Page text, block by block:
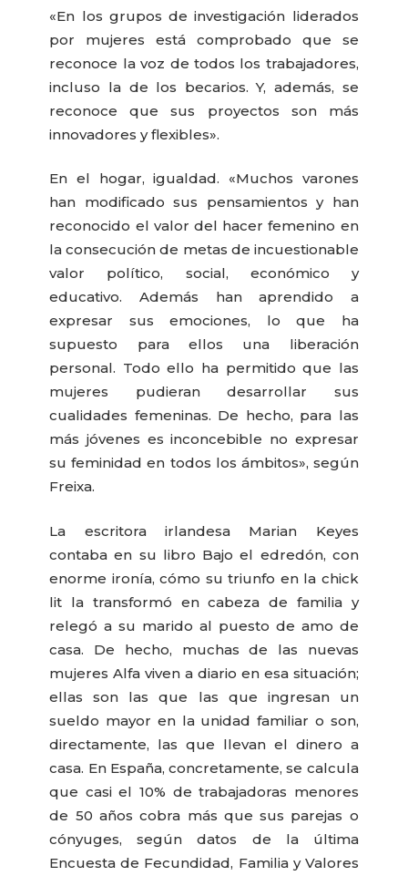
«En los grupos de investigación liderados
por mujeres está comprobado que se
reconoce la voz de todos los trabajadores,
incluso la de los becarios. Y, además, se
reconoce que sus proyectos son más
innovadores y flexibles».
En el hogar, igualdad. «Muchos varones
han modificado sus pensamientos y han
reconocido el valor del hacer femenino en
la consecución de metas de incuestionable
valor político, social, económico y
educativo. Además han aprendido a
expresar sus emociones, lo que ha
supuesto para ellos una liberación
personal. Todo ello ha permitido que las
mujeres pudieran desarrollar sus
cualidades femeninas. De hecho, para las
más jóvenes es inconcebible no expresar
su feminidad en todos los ámbitos», según
Freixa.
La escritora irlandesa Marian Keyes
contaba en su libro Bajo el edredón, con
enorme ironía, cómo su triunfo en la chick
lit la transformó en cabeza de familia y
relegó a su marido al puesto de amo de
casa. De hecho, muchas de las nuevas
mujeres Alfa viven a diario en esa situación;
ellas son las que las que ingresan un
sueldo mayor en la unidad familiar o son,
directamente, las que llevan el dinero a
casa. En España, concretamente, se calcula
que casi el 10% de trabajadoras menores
de 50 años cobra más que sus parejas o
cónyuges, según datos de la última
Encuesta de Fecundidad, Familia y Valores